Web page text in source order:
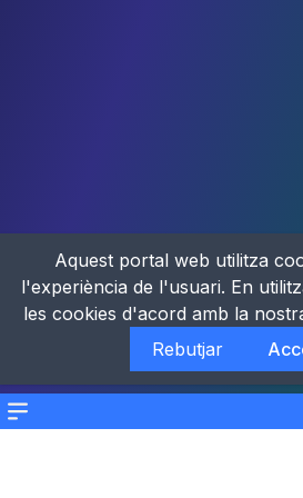
Menu
Aquest portal web utilitza
l'experiència de l'usuari. En
les cookies d'acord amb la
Rebutjar